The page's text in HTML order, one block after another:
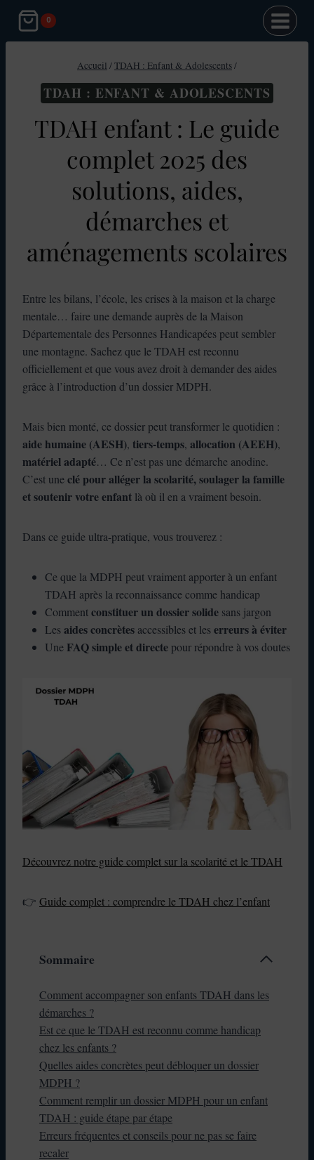
Aller
contenu
0
Accueil /TDAH : Enfant & Adolescents/
TDAH : ENFANT & ADOLESCENTS
TDAH enfant : Le guide
complet 2025 des
solutions, aides,
démarches et
aménagements scolaires
Entre les bilans, l’école, les crises à la maison et la charge
mentale… faire une demande auprès de la Maison
Départementale des Personnes Handicapées peut sembler
une montagne. Sachez que le TDAH est reconnu
officiellement et que vous avez droit à demander des aides
grâce à l’introduction d’un dossier MDPH.
Mais bien monté, ce dossier peut transformer le quotidien :
aide humaine (AESH), tiers-temps, allocation (AEEH),
matériel adapté… Ce n’est pas une démarche anodine.
C’est une clé pour alléger la scolarité, soulager la famille
et soutenir votre enfant là où il en a vraiment besoin.
Dans ce guide ultra-pratique, vous trouverez :
Ce que la MDPH peut vraiment apporter à un enfant
TDAH après la reconnaissance comme handicap
Commentconstituer un dossier solide sans jargon
Lesaides concrètes accessibles et leserreurs à éviter
Une FAQ simple et directe pour répondre à vos doutes
Découvrez notre guide complet sur la scolarité et le TDAH
👉 Guide complet : comprendre le TDAH chez l’enfant
Sommaire
Comment accompagner son enfants TDAH dans les
démarches ?
Est ce que le TDAH est reconnu comme handicap
chez les enfants ?
Quelles aides concrètes peut débloquer un dossier
MDPH ?
Comment remplir un dossier MDPH pour un enfant
TDAH : guide étape par étape
Erreurs fréquentes et conseils pour ne pas se faire
recaler